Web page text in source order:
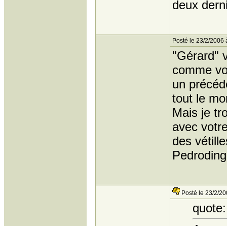
deux
Posté le 23/2/2006
"Gérard"
comme
un
tout le
Mais je
avec
des
Posté le 23/2/
quote: